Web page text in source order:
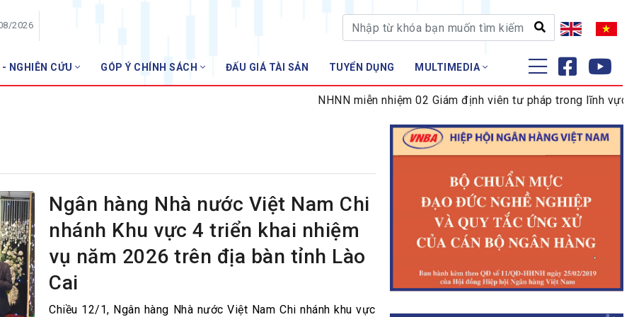
2026
NGHIÊN CỨU GÓP Ý CHÍNH SÁCH ĐẤU GIÁ TÀI SẢN TUYỂN DỤNG MULTIMEDIA
hàng
Tập huấn
NHNN miễn nhiệm 02 Giám định viên tư pháp trong lĩnh vực tiền tệ
Ngân hàng Nhà nước Việt Nam Chi
nhánh Khu vực 4 triển khai nhiệm
vụ năm 2026 trên địa bàn tỉnh Lào
Cai
Chiều 12/1, Ngân hàng Nhà nước Việt Nam Chi nhánh khu vực